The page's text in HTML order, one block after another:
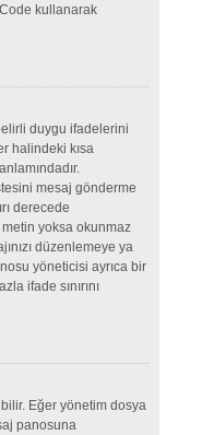
kullanarak
duygu ifadelerini
halindeki kısa
mesaj gönderme
derecede
yoksa okunmaz
düzenlemeye ya
yöneticisi ayrıca bir
ifade sınırını
Eğer yönetim dosya
panosuna